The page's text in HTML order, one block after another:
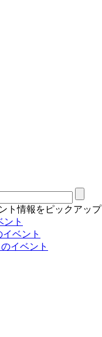
ト情報をピックアップ
ント
ベント
イベント